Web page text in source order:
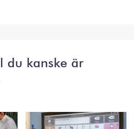
du kanske är